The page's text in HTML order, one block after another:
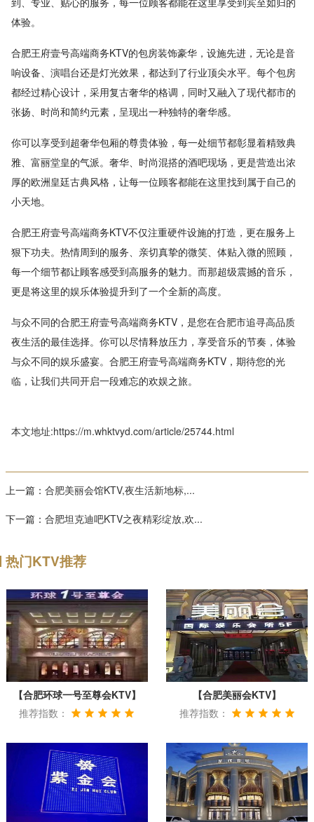
体验。
合肥王府壹号高端商务KTV的包房装饰豪华，设施先进，无论是音
响设备、演唱台还是灯光效果，都达到了行业顶尖水平。每个包房
都经过精心设计，采用复古奢华的格调，同时又融入了现代都市的
张扬、时尚和简约元素，呈现出一种独特的奢华感。
你可以享受到超奢华包厢的尊贵体验，每一处细节都彰显着精致典
雅、富丽堂皇的气派。奢华、时尚混搭的酒吧现场，更是营造出浓
厚的欧洲皇廷古典风格，让每一位顾客都能在这里找到属于自己的
小天地。
合肥王府壹号高端商务KTV不仅注重硬件设施的打造，更在服务上
狠下功夫。热情周到的服务、亲切真挚的微笑、体贴入微的照顾，
每一个细节都让顾客感受到高服务的魅力。而那超级震撼的音乐，
更是将这里的娱乐体验提升到了一个全新的高度。
与众不同的合肥王府壹号高端商务KTV，是您在合肥市追寻高品质
夜生活的最佳选择。你可以尽情释放压力，享受音乐的节奏，体验
与众不同的娱乐盛宴。合肥王府壹号高端商务KTV，期待您的光
临，让我们共同开启一段难忘的欢娱之旅。
本文地址:https://m.whktvyd.com/article/25744.html
上一篇： 合肥美丽会馆KTV,夜生活新地标,...
下一篇： 合肥坦克迪吧KTV之夜精彩绽放,欢...
热门KTV推荐
【合肥环球一号至尊会KTV】
推荐指数：
【合肥美丽会KTV】
推荐指数：